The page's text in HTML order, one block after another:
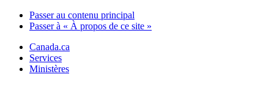
Passer au contenu principal
Passer à « À propos de ce site »
Canada.ca
Services
Ministères